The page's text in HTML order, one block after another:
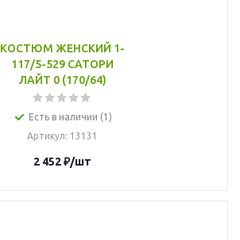
КОСТЮМ ЖЕНСКИЙ 1-
117/5-529 САТОРИ
ЛАЙТ 0 (170/64)
Есть в наличии (1)
Артикул: 13131
2 452₽/шт